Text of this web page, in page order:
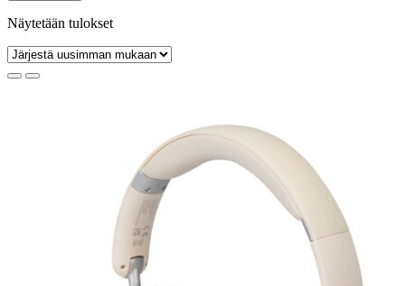
Näytetään tulokset